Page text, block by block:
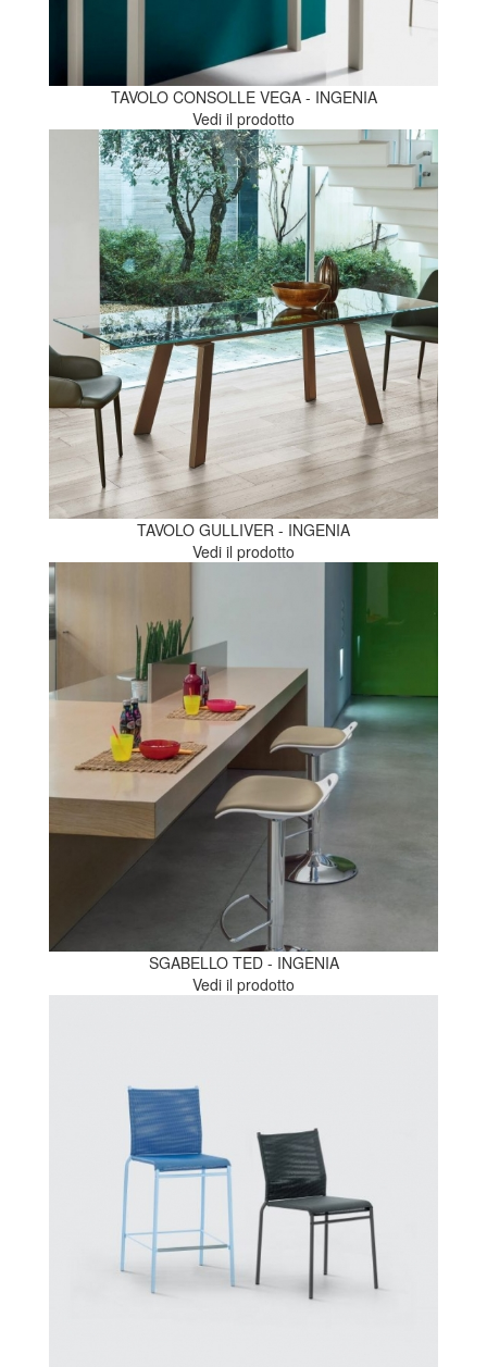
TAVOLO CONSOLLE VEGA - INGENIA
Vedi il prodotto
TAVOLO GULLIVER - INGENIA
Vedi il prodotto
SGABELLO TED - INGENIA
Vedi il prodotto